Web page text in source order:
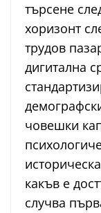
търсене
хоризонт
трудов
дигитална
човешки
какъв е
случва